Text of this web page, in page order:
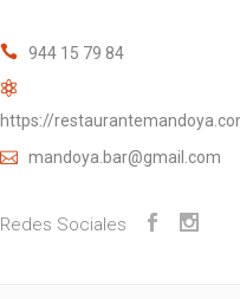
944 15 79 84
https://
mandoya.bar@gmail.com
Redes Sociales